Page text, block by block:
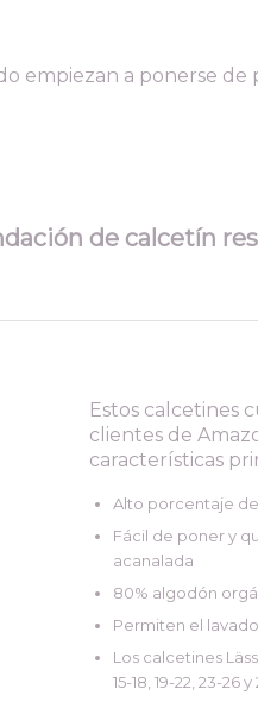
empiezan a ponerse de
de calcetín
Estos calcetines
clientes de
características
Alto porcentaje
Fácil de poner y
acanalada
80% algodón
Permiten el
Los calcetines
15-18, 19-22, 23-26 y